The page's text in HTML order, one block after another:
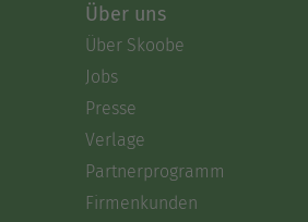
Über uns
Über Skoobe
Jobs
Presse
Verlage
Partnerprogramm
Firmenkunden